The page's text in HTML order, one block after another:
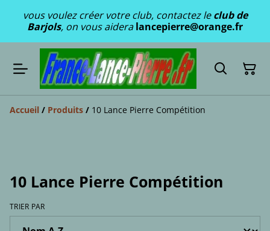
vous voulez créer votre club, contactez leclub de
Barjols, on vous aideralancepierre@orange.fr
Accueil / Produits / 10 Lance Pierre Compétition
10 Lance Pierre Compétition
TRIER PAR